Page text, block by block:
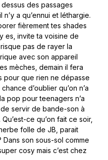
des passages
a qu’ennui et léthargie.
fièrement tes shades
es, invite ta voisine de
pas de rayer la
avec son appareil
mèches, demain il fera
pour que rien ne dépasse
d’oublier qu’on n’a
pop pour teenagers n’a
servir de bande-son à
ce qu’on fait ce soir,
folle de JB, parait
Dans son sous-sol comme
cosy mais c’est chez